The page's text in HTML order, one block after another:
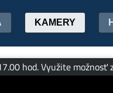
KAMERY
možnosť